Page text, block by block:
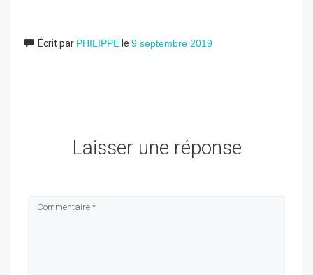
Écrit par PHILIPPE le 9 septembre 2019
Laisser une réponse